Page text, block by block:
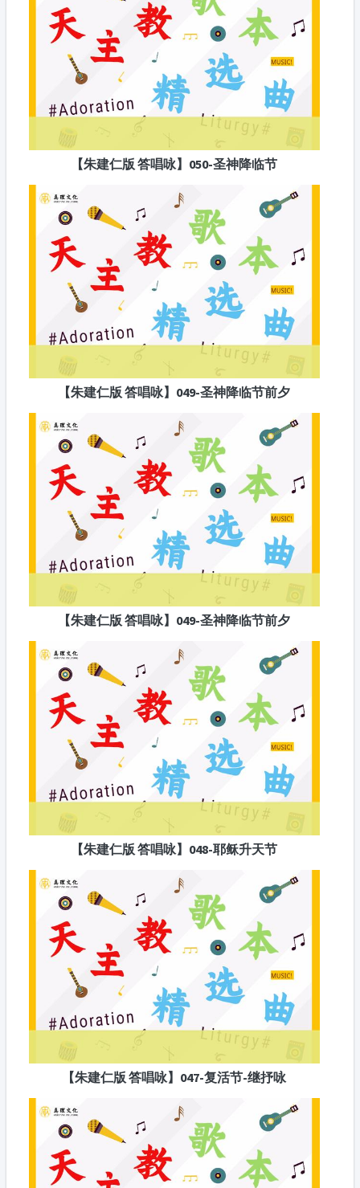
【朱建仁版 答唱咏】050-圣神降临节
【朱建仁版 答唱咏】049-圣神降临节前夕
【朱建仁版 答唱咏】049-圣神降临节前夕
【朱建仁版 答唱咏】048-耶稣升天节
【朱建仁版 答唱咏】047-复活节-继抒咏